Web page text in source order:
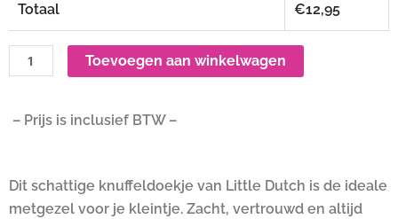
Totaal €12,95
Toevoegen aan winkelwagen
– Prijs is inclusief BTW –
Dit schattige knuffeldoekje van Little Dutch is de ideale
metgezel voor je kleintje. Zacht, vertrouwd en altijd